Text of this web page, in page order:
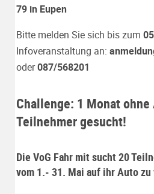
79 in Eupen
Bitte melden Sie sich bis zum
Infoveranstaltung an:
oder087/568201
Challenge: 1 Monat ohne
Teilnehmer gesucht!
Die VoG Fahr mit sucht 20
vom 1.- 31. Mai auf ihr Auto